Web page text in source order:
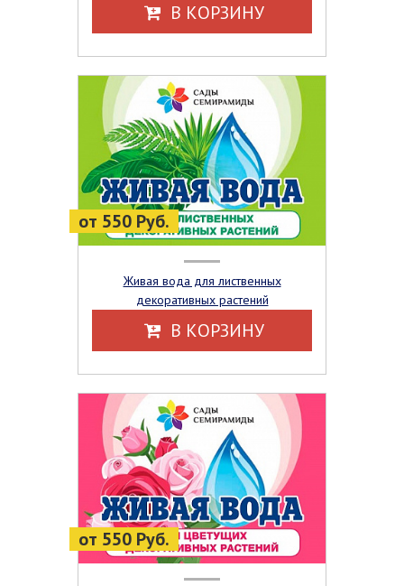
В КОРЗИНУ
от 550 Руб.
Живая вода для лиственных
декоративных растений
В КОРЗИНУ
от 550 Руб.